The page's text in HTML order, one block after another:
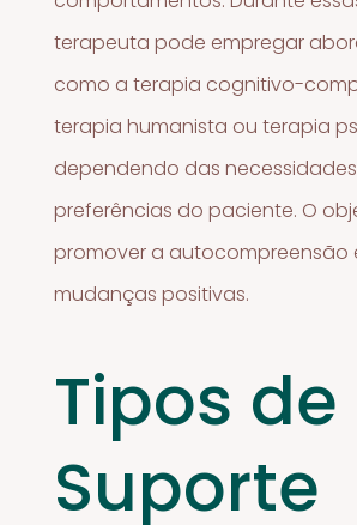
terapeuta pode empregar
como a terapia cognitivo-
terapia humanista ou terapia
dependendo das
preferências do paciente. O
promover a autocompreensão
mudanças positivas.
Tipos de
Suporte